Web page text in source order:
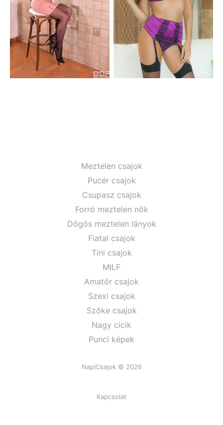
Meztelen csajok
Pucér csajok
Csupasz csajok
Forró meztelen nők
Dögös meztelen lányok
Fiatal csajok
Tini csajok
MILF
Amatőr csajok
Szexi csajok
Szőke csajok
Nagy cicik
Punci képek
NapiCsajok © 2026
Kapcsolat